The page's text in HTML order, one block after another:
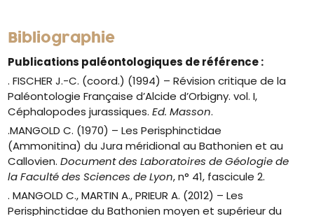
Bibliographie
Publications paléontologiques de référence :
.FISCHER J.-C. (coord.) (1994) – Révision critique de la
Paléontologie Française d’Alcide d’Orbigny. vol. I,
Céphalopodes jurassiques.Ed. Masson.
.MANGOLD C. (1970) – Les Perisphinctidae
(Ammonitina) du Jura méridional au Bathonien et au
Callovien.Document des Laboratoires de Géologie de
la Faculté des Sciences de Lyon, n° 41, fascicule 2.
. MANGOLD C., MARTIN A., PRIEUR A. (2012) – Les
Perisphinctidae du Bathonien moyen et supérieur du